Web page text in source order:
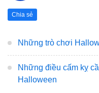
Chia sẻ
Những trò chơi
Những điều cấm kỵ
Halloween